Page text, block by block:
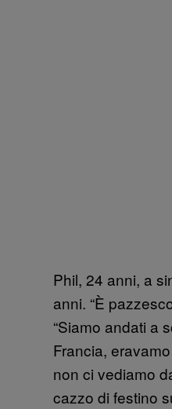
Phil, 24 anni, a
anni. “È
“Siamo andati a
Francia,
non ci vediamo
cazzo di festino